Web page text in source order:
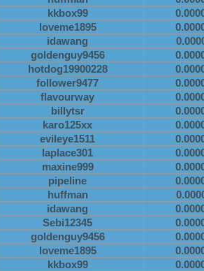
kkbox99
loveme1895
idawang
goldenguy9456
hotdog19900228
follower9477
flavourway
billytsr
karo125xx
evileye1511
laplace301
maxine999
pipeline
huffman
idawang
Sebi12345
goldenguy9456
loveme1895
kkbox99